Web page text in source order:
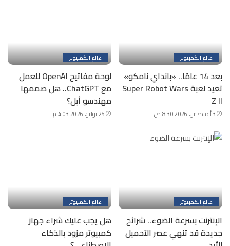
عالم الكمبيوتر
بعد 14 عامًا.. «بانداي نامكو»
تعيد لعبة Super Robot Wars
Z II
3 أغسطس، 2026 8:30 ص
عالم الكمبيوتر
لوحة مفاتيح OpenAI للعمل
مع ChatGPT.. هل صممها
مهندسو أبل؟
25 يوليو، 2026 4:03 م
عالم الكمبيوتر
الإنترنت بسرعة الضوء.. شرائح
جديدة قد تنهي عصر التحميل
عالم الكمبيوتر
هل يجب عليك شراء جهاز
كمبيوتر مزود بالذكاء